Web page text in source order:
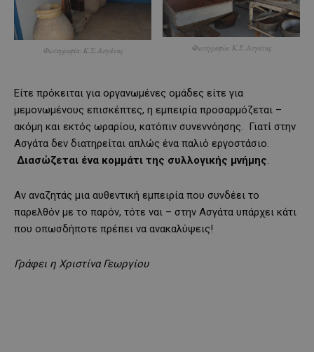
Φωτογραφία: Κ.Σ.Ασγάτας Φωτογραφία: Κ.Σ.Ασγάτας
Είτε πρόκειται για οργανωμένες ομάδες είτε για
μεμονωμένους επισκέπτες, η εμπειρία προσαρμόζεται –
ακόμη και εκτός ωραρίου, κατόπιν συνεννόησης. Γιατί στην
Ασγάτα δεν διατηρείται απλώς ένα παλιό εργοστάσιο.
Διασώζεται ένα κομμάτι της συλλογικής μνήμης.
Αν αναζητάς μια αυθεντική εμπειρία που συνδέει το
παρελθόν με το παρόν, τότε ναι – στην Ασγάτα υπάρχει κάτι
που οπωσδήποτε πρέπει να ανακαλύψεις!
Γράφει η Χριστίνα Γεωργίου